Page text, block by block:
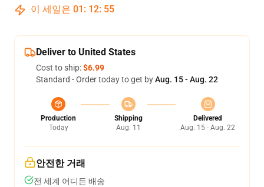
이 세일은 01 : 12: 54
Deliver to United States
Cost to ship:$6.99
Standard - Order today to get byAug. 15 - Aug. 22
Production
Today
Shipping
Aug. 11
Delivered
Aug. 15 - Aug. 22
안전한 거래
전 세계 어디든 배송